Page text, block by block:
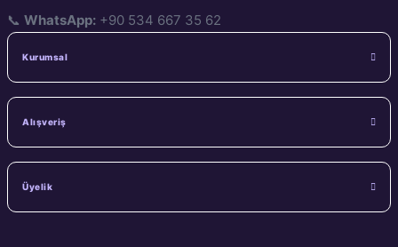
📞 WhatsApp: +90 534 667 35 62
Kurumsal
Alışveriş
Üyelik